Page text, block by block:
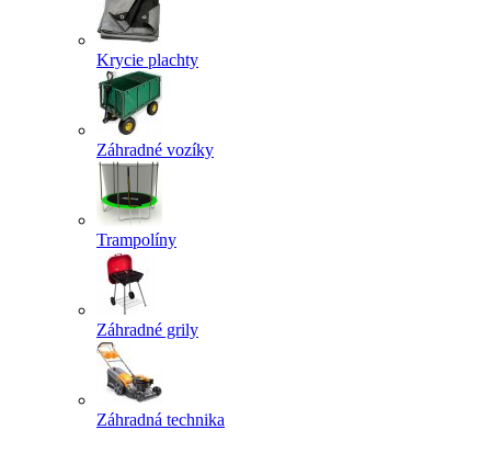
Krycie plachty
Záhradné vozíky
Trampolíny
Záhradné grily
Záhradná technika